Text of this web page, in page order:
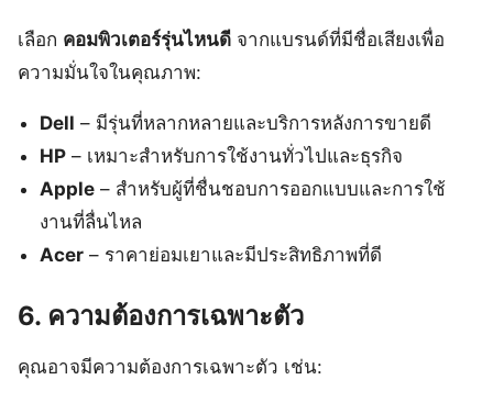
เลือก คอมพิวเตอร์รุ่นไหนดี จากแบรนด์ที่มีชื่อเสียงเพื่อ
ความมั่นใจในคุณภาพ:
Dell – มีรุ่นที่หลากหลายและบริการหลังการขายดี
HP – เหมาะสำหรับการใช้งานทั่วไปและธุรกิจ
Apple – สำหรับผู้ที่ชื่นชอบการออกแบบและการใช้
งานที่ลื่นไหล
Acer – ราคาย่อมเยาและมีประสิทธิภาพที่ดี
6. ความต้องการเฉพาะตัว
คุณอาจมีความต้องการเฉพาะตัว เช่น: